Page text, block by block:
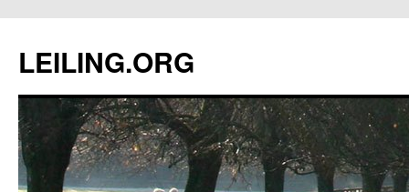
文
LEILING.ORG